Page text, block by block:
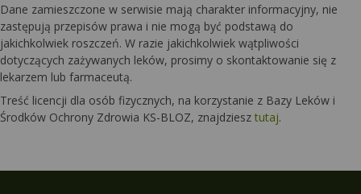
Dane zamieszczone w serwisie mają charakter informacyjny, nie
zastępują przepisów prawa i nie mogą być podstawą do
jakichkolwiek roszczeń. W razie jakichkolwiek wątpliwości
dotyczących zażywanych leków, prosimy o skontaktowanie się z
lekarzem lub farmaceutą.
Treść licencji dla osób fizycznych, na korzystanie z Bazy Leków i
Środków Ochrony Zdrowia KS-BLOZ, znajdziesz tutaj.